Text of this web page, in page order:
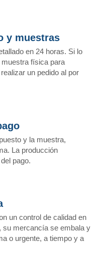
y muestras
en 24 horas. Si lo
física para
un pedido al por
y la muestra,
La producción
pago.
un control de calidad en
su mercancía se embala y
o urgente, a tiempo y a